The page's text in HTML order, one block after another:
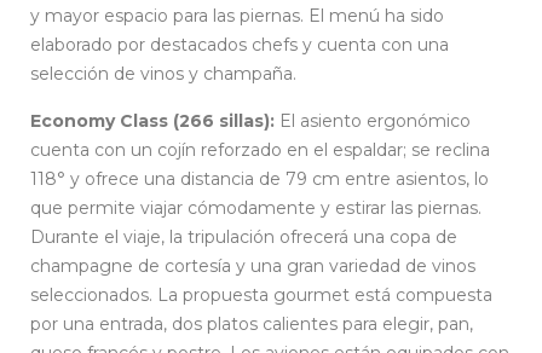
y mayor espacio para las piernas. El menú ha sido
elaborado por destacados chefs y cuenta con una
selección de vinos y champaña.
Economy Class (266 sillas): El asiento ergonómico
cuenta con un cojín reforzado en el espaldar; se reclina
118° y ofrece una distancia de 79 cm entre asientos, lo
que permite viajar cómodamente y estirar las piernas.
Durante el viaje, la tripulación ofrecerá una copa de
champagne de cortesía y una gran variedad de vinos
seleccionados. La propuesta gourmet está compuesta
por una entrada, dos platos calientes para elegir, pan,